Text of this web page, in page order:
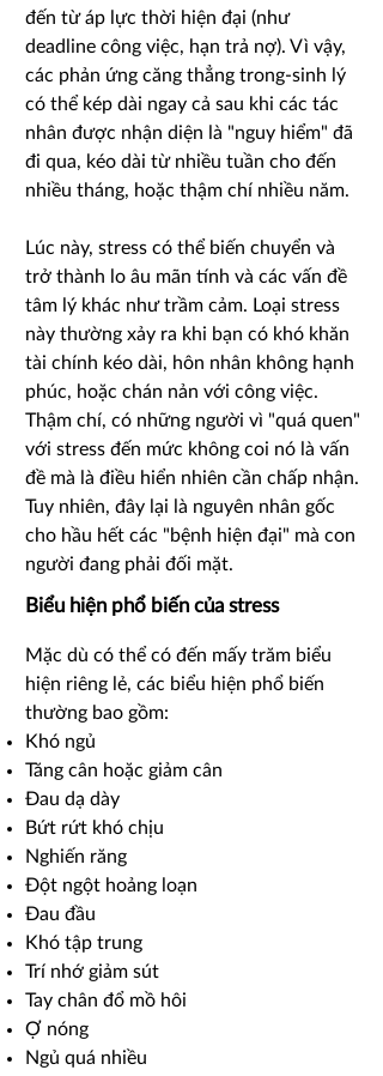
đến từ áp lực thời hiện đại (như
deadline công việc, hạn trả nợ). Vì vậy,
các phản ứng căng thẳng trong-sinh lý
có thể kép dài ngay cả sau khi các tác
nhân được nhận diện là "nguy hiểm" đã
đi qua, kéo dài từ nhiều tuần cho đến
nhiều tháng, hoặc thậm chí nhiều năm.
Lúc này, stress có thể biến chuyển và
trở thành lo âu mãn tính và các vấn đề
tâm lý khác như trầm cảm. Loại stress
này thường xảy ra khi bạn có khó khăn
tài chính kéo dài, hôn nhân không hạnh
phúc, hoặc chán nản với công việc.
Thậm chí, có những người vì "quá quen"
với stress đến mức không coi nó là vấn
đề mà là điều hiển nhiên cần chấp nhận.
Tuy nhiên, đây lại là nguyên nhân gốc
cho hầu hết các "bệnh hiện đại" mà con
người đang phải đối mặt.
Biểu hiện phổ biến của stress
Mặc dù có thể có đến mấy trăm biểu
hiện riêng lẻ, các biểu hiện phổ biến
thường bao gồm:
Khó ngủ
Tăng cân hoặc giảm cân
Đau dạ dày
Bứt rứt khó chịu
Nghiến răng
Đột ngột hoảng loạn
Đau đầu
Khó tập trung
Trí nhớ giảm sút
Tay chân đổ mồ hôi
Ợ nóng
Ngủ quá nhiều